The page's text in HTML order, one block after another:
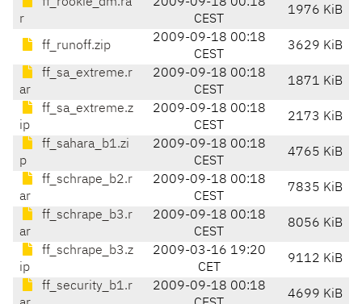
r
CEST
1976 KiB
ff_runoff.zip
2009-09-18 00:18
CEST
3629 KiB
ff_sa_extreme.r
ar
2009-09-18 00:18
CEST
1871 KiB
ff_sa_extreme.z
ip
2009-09-18 00:18
CEST
2173 KiB
ff_sahara_b1.zi
p
2009-09-18 00:18
CEST
4765 KiB
ff_schrape_b2.r
ar
2009-09-18 00:18
CEST
7835 KiB
ff_schrape_b3.r
ar
2009-09-18 00:18
CEST
8056 KiB
ff_schrape_b3.z
ip
2009-03-16 19:20
CET
9112 KiB
ff_security_b1.r
2009-09-18 00:18
4699 KiB